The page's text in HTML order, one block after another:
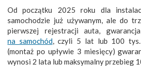
Od początku 2025 roku dla
samochodzie już używanym, ale do
pierwszej rejestracji auta,
na samochód, czyli 5 lat lub 100 tys.
(montaż po upływie 3 miesięcy)
wynosi 2 lata lub maksymalny przebieg